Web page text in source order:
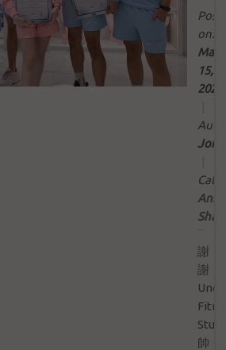
on:
Mar
15,
2022
謝
謝
帥